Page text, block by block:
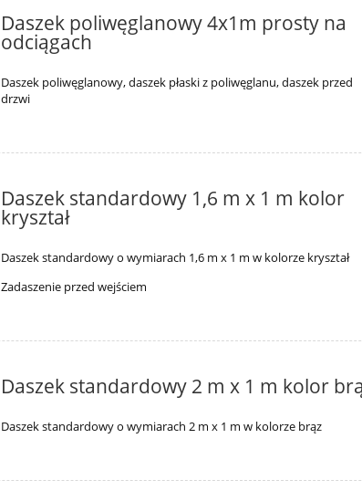
Daszek poliwęglanowy 4x1m prosty na
odciągach
Daszek poliwęglanowy, daszek płaski z poliwęglanu, daszek przed
drzwi
Daszek standardowy 1,6 m x 1 m kolor
kryształ
Daszek standardowy o wymiarach 1,6 m x 1 m w kolorze kryształ
Zadaszenie przed wejściem
Daszek standardowy 2 m x 1 m kolor
Daszek standardowy o wymiarach 2 m x 1 m w kolorze brąz